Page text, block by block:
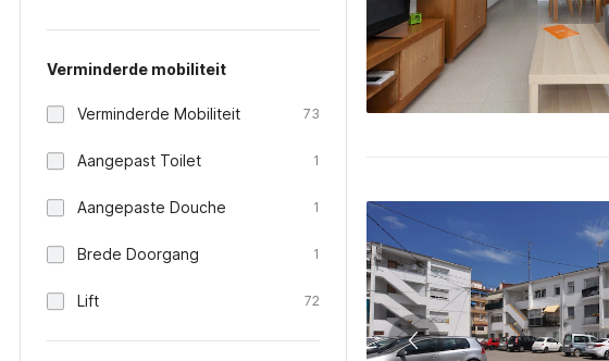
Verminderde mobiliteit
Verminderde Mobiliteit 73
Aangepast Toilet 1
Aangepaste Douche 1
Brede Doorgang 1
Lift 72